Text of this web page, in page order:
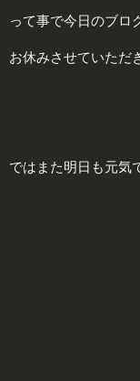
って事で今日のブロ
お休みさせていただ
ではまた明日も元気